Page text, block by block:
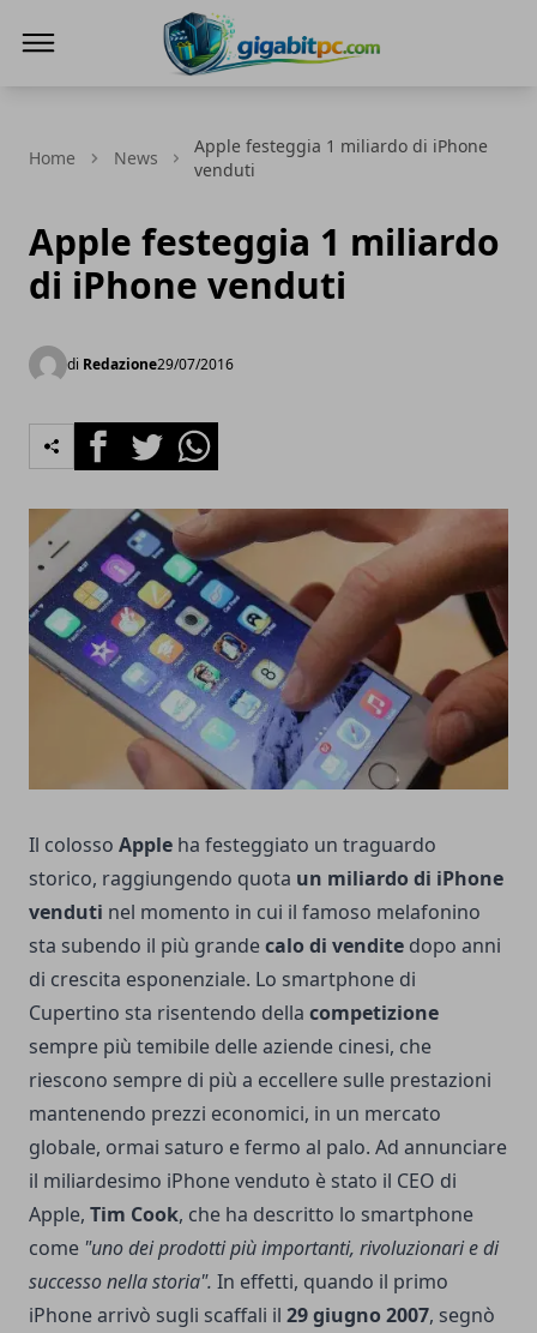
Home News
Apple festeggia 1 miliardo di iPhone
venduti
Apple festeggia 1 miliardo
di iPhone venduti
di Redazione29/07/2016
FacebookTwitterWhatsapp
Il colosso Apple ha festeggiato un traguardo
storico, raggiungendo quota un miliardo di iPhone
venduti nel momento in cui il famoso melafonino
sta subendo il più grandecalo di vendite dopo anni
di crescita esponenziale. Lo smartphone di
Cupertino sta risentendo della competizione
sempre più temibile delle aziende cinesi, che
riescono sempre di più a eccellere sulle prestazioni
mantenendo prezzi economici, in un mercato
globale, ormai saturo e fermo al palo. Ad annunciare
il miliardesimo iPhone venduto è stato il CEO di
Apple, Tim Cook, che ha descritto lo smartphone
come "uno dei prodotti più importanti, rivoluzionari e di
successo nella storia". In effetti, quando il primo
iPhone arrivò sugli scaffali il 29 giugno 2007, segnò